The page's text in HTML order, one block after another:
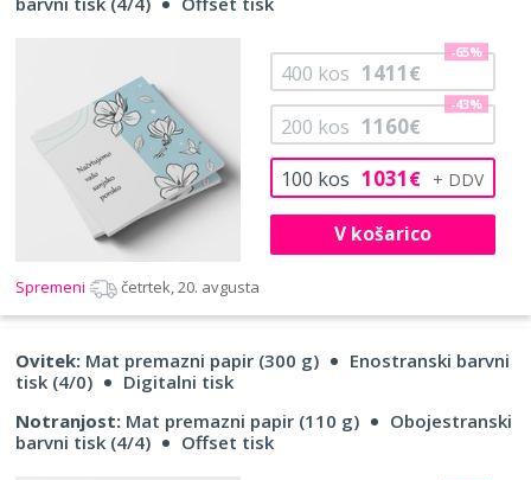
100 kos 1031€
200 kos 1160€
-43%
400 kos 1411€
-65%
V košarico
Spremeni četrtek, 20. avgusta
Ovitek: Mat premazni papir (300 g)
Enostranski barvni
tisk (4/0)
Digitalni tisk
Notranjost: Mat premazni papir (110 g)
Obojestranski
barvni tisk (4/4)
Offset tisk